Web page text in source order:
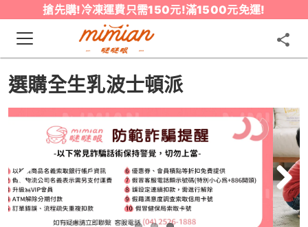
搶先購!冷凍運費只需150元!滿1500元免運!
選購全生乳波士頓派
Previous Next